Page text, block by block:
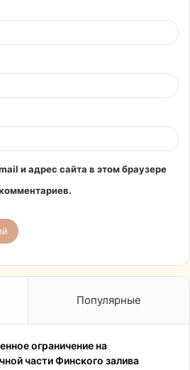
и адрес сайта в этом браузере
Популярные
ограничение на
части Финского залива